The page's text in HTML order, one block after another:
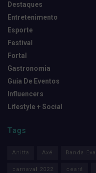
Destaques
Entretenimento
Esporte
Festival
Fortal
Gastronomia
Guia De Eventos
Influencers
Lifestyle + Social
Tags
Anitta Axé Banda Eva
carnaval 2022 ceará